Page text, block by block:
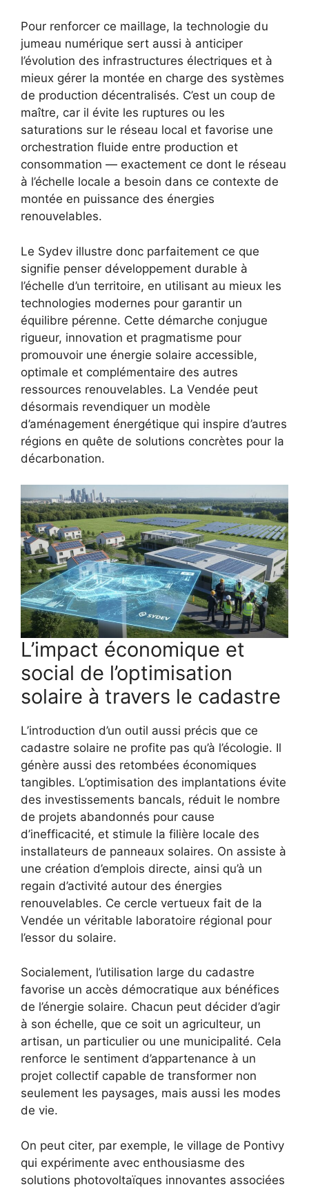
Pour renforcer ce maillage, la technologie du
jumeau numérique sert aussi à anticiper
l’évolution des infrastructures électriques et à
mieux gérer la montée en charge des systèmes
de production décentralisés. C’est un coup de
maître, car il évite les ruptures ou les
saturations sur le réseau local et favorise une
orchestration fluide entre production et
consommation — exactement ce dont le réseau
à l’échelle locale a besoin dans ce contexte de
montée en puissance des énergies
renouvelables.
Le Sydev illustre donc parfaitement ce que
signifie penser développement durable à
l’échelle d’un territoire, en utilisant au mieux les
technologies modernes pour garantir un
équilibre pérenne. Cette démarche conjugue
rigueur, innovation et pragmatisme pour
promouvoir une énergie solaire accessible,
optimale et complémentaire des autres
ressources renouvelables. La Vendée peut
désormais revendiquer un modèle
d’aménagement énergétique qui inspire d’autres
régions en quête de solutions concrètes pour la
décarbonation.
L’impact économique et
social de l’optimisation
solaire à travers le cadastre
L’introduction d’un outil aussi précis que ce
cadastre solaire ne profite pas qu’à l’écologie. Il
génère aussi des retombées économiques
tangibles. L’optimisation des implantations évite
des investissements bancals, réduit le nombre
de projets abandonnés pour cause
d’inefficacité, et stimule la filière locale des
installateurs de panneaux solaires. On assiste à
une création d’emplois directe, ainsi qu’à un
regain d’activité autour des énergies
renouvelables. Ce cercle vertueux fait de la
Vendée un véritable laboratoire régional pour
l’essor du solaire.
Socialement, l’utilisation large du cadastre
favorise un accès démocratique aux bénéfices
de l’énergie solaire. Chacun peut décider d’agir
à son échelle, que ce soit un agriculteur, un
artisan, un particulier ou une municipalité. Cela
renforce le sentiment d’appartenance à un
projet collectif capable de transformer non
seulement les paysages, mais aussi les modes
de vie.
On peut citer, par exemple, le village de Pontivy
qui expérimente avec enthousiasme des
solutions photovoltaïques innovantes associées